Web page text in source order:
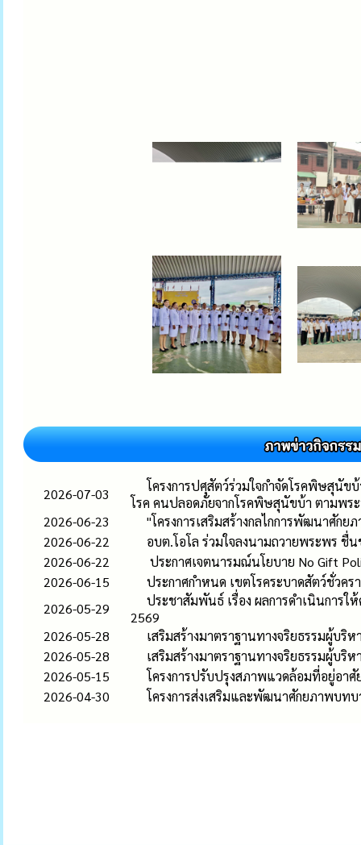
2026-07-03
โครงการปศุสัตว์ร่วมใจกำจัดโรคพิษสุนัข
โรค คนปลอดภัยจากโรคพิษสุนัขบ้า ตามพร
2026-06-23
"โครงการเสริมสร้างกลไกการพัฒนาศัก
2026-06-22
อบต.โอโล ร่วมใจลงนามถวายพระพร
2026-06-22
ประกาศเจตนารมณ์นโยบาย No Gift
2026-06-15
ประกาศกำหนด เขตโรคระบาดสัตว์ชั่วค
2026-05-29
ประชาสัมพันธ์ เรื่อง ผลการดำเนินการ
2569
2026-05-28
เสริมสร้างมาตราฐานทางจริยธรรมผู้บ
2026-05-28
เสริมสร้างมาตราฐานทางจริยธรรมผู้บ
2026-05-15
โครงการปรับปรุงสภาพแวดล้อมที่อยู่อา
2026-04-30
โครงการส่งเสริมและพัฒนาศักยภาพบท